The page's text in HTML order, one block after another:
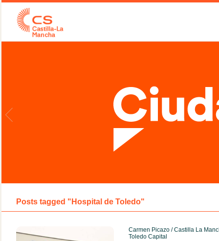
Posts tagged "Hospital de Toledo"
Carmen Picazo/Castilla La
Toledo Capital